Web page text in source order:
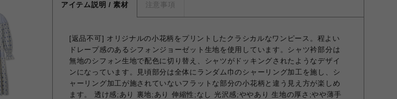
アイテム説明 / 素材 注意事項
[返品不可] オリジナルの小花柄をプリントしたクラシカルなワンピース。程よい
ドレープ感のあるシフォンジョーゼット生地を使用しています。シャツ衿部分は
無地のシフォン生地で配色に切り替え、シャツがドッキングされたようなデザイ
ンになっています。見頃部分は全体にランダム巾のシャーリング加工を施し、シ
ャーリング加工が施されていないフラットな部分の小花柄と違う見え方が楽しめ
ます。 透け感;あり 裏地;あり 伸縮性;なし 光沢感;ややあり 生地の厚さ;やや薄手